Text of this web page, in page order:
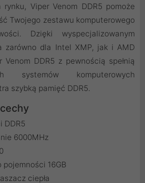
Viper Venom DDR5 pomoże
Twojego zestawu komputerowego
Dzięki wyspecjalizowanym
zarówno dla Intel XMP, jak i AMD
Venom DDR5 z pewnością spełnią
systemów komputerowych
szybką pamięć DDR5.
DDR5
6000MHz
pojemności 16GB
ciepła